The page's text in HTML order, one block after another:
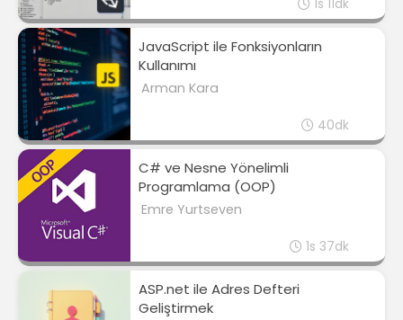
1s 11dk
JavaScript ile Fonksiyonların
Kullanımı
Arman Kara
40dk
C# ve Nesne Yönelimli
Programlama (OOP)
Emre Yurtseven
1s 37dk
ASP.net ile Adres Defteri
Geliştirmek